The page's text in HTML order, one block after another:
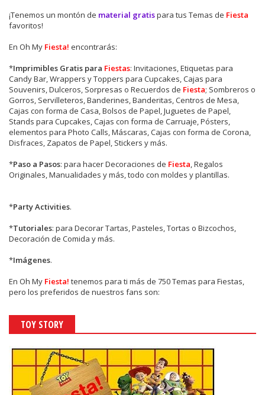
¡Tenemos un montón de material gratispara tus Temas de Fiesta
favoritos!
En Oh My Fiesta! encontrarás:
*Imprimibles Gratis para Fiestas: Invitaciones, Etiquetas para
Candy Bar, Wrappers y Toppers para Cupcakes, Cajas para
Souvenirs, Dulceros, Sorpresas o Recuerdos de Fiesta; Sombreros o
Gorros, Servilleteros, Banderines, Banderitas, Centros de Mesa,
Cajas con forma de Casa, Bolsos de Papel, Juguetes de Papel,
Stands para Cupcakes, Cajas con forma de Carruaje, Pósters,
elementos para Photo Calls, Máscaras, Cajas con forma de Corona,
Disfraces, Zapatos de Papel, Stickers y más.
*Paso a Pasos: para hacer Decoraciones de Fiesta , Regalos
Originales, Manualidades y más, todo con moldes y plantillas.
*Party Activities.
*Tutoriales: para Decorar Tartas, Pasteles, Tortas o Bizcochos,
Decoración de Comida y más.
*Imágenes.
En Oh My Fiesta! tenemos para ti más de 750 Temas para Fiestas,
pero los preferidos de nuestros fans son:
TOY STORY